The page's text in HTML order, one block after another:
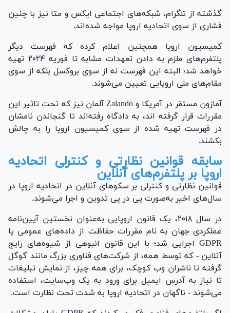
گذشته از تلگرام، شبکه‌های اجتماعی ایکس و متا نیز با چنین
فشاری از سوی اتحادیه اروپا مواجه شده‌اند.
کمیسیون اروپا همچنین اعلام کرده که فهرست دیگر
پلتفرم‌های ملزم به دادن تعهدات مشابه تا فوریه ۲۰۲۴ تهیه
خواهد شد؛ البته این فهرست نه از سوی بروکسل بلکه از سوی
مقام‌های ملی اروپایی تعیین می‌شوند.
آمازون مستقر در آمریکا و Zalando آلمان نیز که تحت تاثیر این
مقررات قرار گرفته اند، به دادگاه رفته‌اند تا گنجاندن نامشان
در فهرست تهیه شده از سوی کمیسیون اروپا را به چالش
بکشند.
سابقه قوانین نظارتی و کنترلی اتحادیه
اروپا بر پلتفرم‌های آنلاین
قوانین نظارتی و کنترلی بر سکوهای آنلاین در اتحادیه اروپا در
سال‌های اخیر به‌صورت پی در پی تدوین و اجرا می‌شوند.
در سال ۲۰۱۸، یک قانون اروپایی به‌عنوان نخستین آیین‌نامه
عملکردی جهان به نام مقررات حفاظت از داده‌های عمومی یا
GDPR اجرایی شد؛ با این قانون انبوهی از شیوه‌های رایج
آنلاین - که توسط همه، از شرکت‌های فناوری بزرگ مانند گوگل
گرفته تا ناشران وب کوچک، برای همه چیز، از نمایش تبلیغات
تا نیاز به آدرس ایمیل برای ورود به یک وب‌سایت، استفاده
می‌شوند - ناگهان در اتحادیه اروپا به شدت تحت نظارت است.